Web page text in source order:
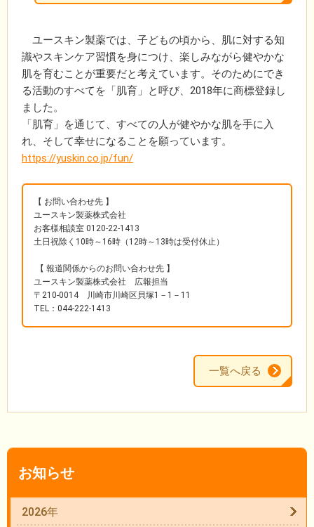
ユースキン製薬では、子どもの頃から、肌に対する知
識やスキンケア習慣を身につけ、楽しみながら健やかな
肌を育むことが重要だと考えています。そのためにでき
る活動のすべてを「肌育」と呼び、2018年に商標登録し
ました。
「肌育」を通じて、すべての人が健やかな肌を手に入
れ、そして幸せになることを願っています。
https://yuskin.co.jp/fun/
【 お問い合わせ先 】
ユースキン製薬株式会社
お客様相談室 0120-22-1413
土日祝除く10時～16時（12時～13時は受付休止）
【 報道関係からのお問い合わせ先 】
ユースキン製薬株式会社 広報担当
〒210-0014 川崎市川崎区貝塚1－1－11
TEL：044-222-1413
一覧へ戻る
お知らせ
2026年